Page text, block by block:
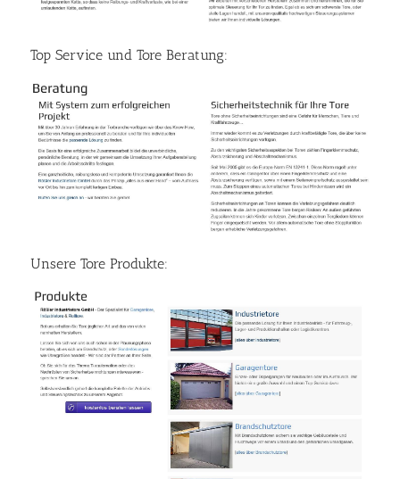
Top Service und Tore Beratung:
Unsere Tore Produkte: